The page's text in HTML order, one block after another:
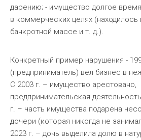
дарению; - имущество долгое
в коммерческих целях (находилось
банкротной массе и т. д.).
Конкретный пример нарушения -
(предприниматель) вел бизнес в
С 2003 г. – имущество арестовано,
предпринимательская
г. – часть имущества подарена
дочери (которая никогда не
2023 г. – дочь выделила долю в